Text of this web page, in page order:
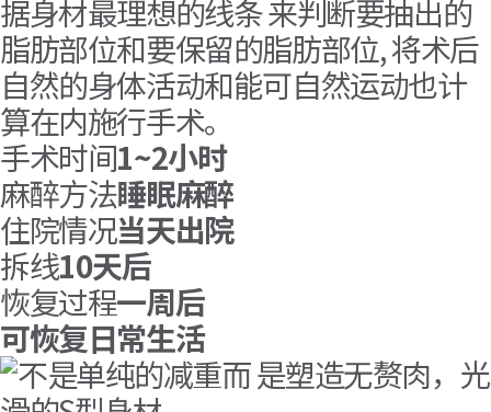
据身材最理想的线条 来判断要抽出的
脂肪部位和要保留的脂肪部位, 将术后
自然的身体活动和能可自然运动也计
算在内施行手术。
手术时间1~2小时
麻醉方法睡眠麻醉
住院情况当天出院
拆线10天后
恢复过程一周后
可恢复日常生活